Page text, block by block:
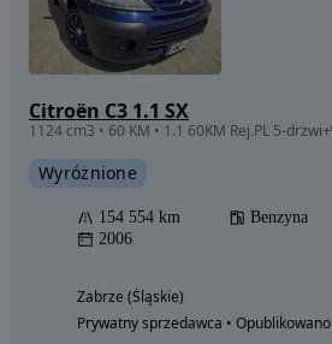
Citroën C3 1.1 SX
Wyróżnione
154 554 km Benzyna
2006
Zabrze (Śląskie)
Prywatny sprzedawca • Opublikowano